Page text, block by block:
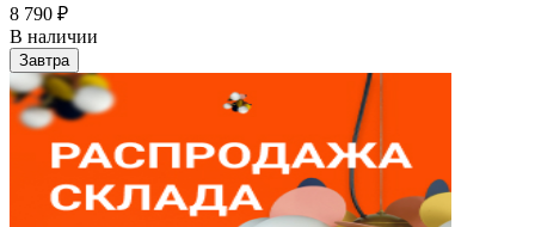
8 790 ₽
В наличии
Завтра